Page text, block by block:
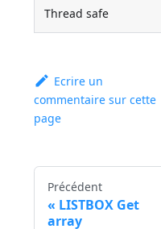
Thread safe
Ecrire un
commentaire sur cette
page
Précédent
LISTBOX Get
array